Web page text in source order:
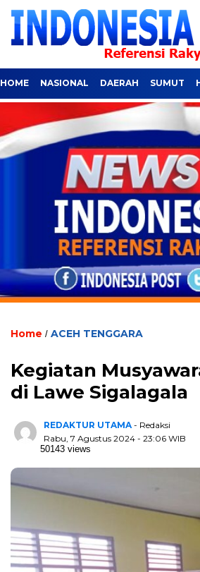
HOME NASIONAL DAERAH SUMUT
Home / ACEH TENGGARA
Kegiatan
di Lawe Sigalagala
REDAKTUR UTAMA - Redaksi
Rabu, 7 Agustus 2024 - 23:06 WIB
50143 views